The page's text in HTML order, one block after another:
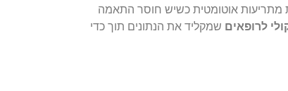
מתריעות אוטומטית כשיש חוסר התאמה
לרופאים שמקליד את הנתונים תוך כדי